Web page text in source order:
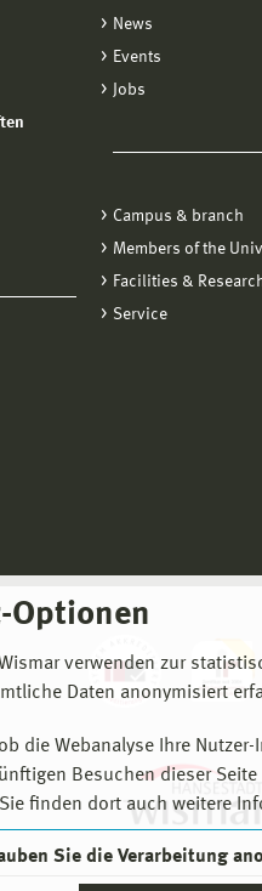
Optionen
verwenden zur
Daten anonymisiert
die Webanalyse Ihre
Besuchen dieser
finden dort auch weitere
Sie die Verarbeitung
News
Events
Jobs
Campus & branch
Members of the
Facilities &
Service